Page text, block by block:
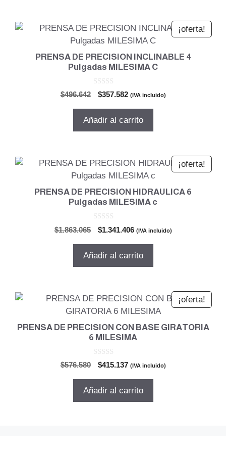
¡oferta!
PRENSA DE PRECISION INCLINABLE 4
Pulgadas MILESIMA C
$496.642
El
original
$357.582El
actual
(IVA incluido)
Añadir al carrito
¡oferta!
PRENSA DE PRECISION HIDRAULICA 6
Pulgadas MILESIMA c
$1.863.065
El
original
$1.341.406El
actual
(IVA incluido)
Añadir al carrito
¡oferta!
PRENSA DE PRECISION CON BASE GIRATORIA
6 MILESIMA
$576.580
El
original
$415.137El
actual
(IVA incluido)
Añadir al carrito